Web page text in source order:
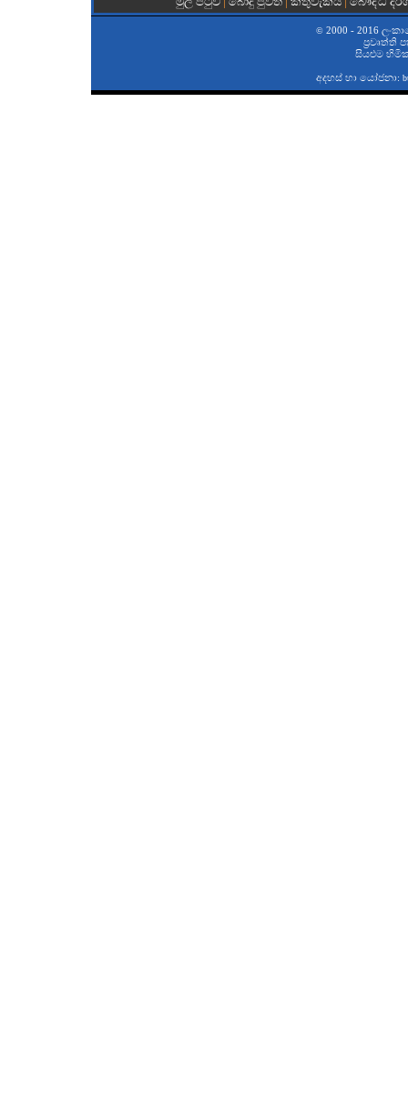
©2000 - 2016
ප‍්‍රවෘත්ති
සියළුම
අදහස් හා යෝජනා: